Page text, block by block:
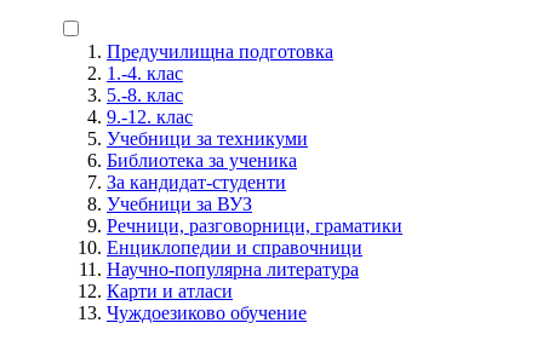
Предучилищна подготовка
1.-4. клас
5.-8. клас
9.-12. клас
Учебници за техникуми
Библиотека за ученика
За кандидат-студенти
Учебници за ВУЗ
Речници, разговорници, граматики
Енциклопедии и справочници
Научно-популярна литература
Карти и атласи
Чуждоезиково обучение